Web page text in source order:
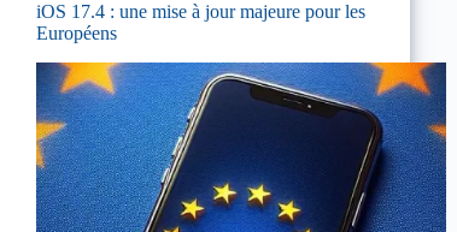
iOS 17.4 : une mise à jour majeure pour les
Européens